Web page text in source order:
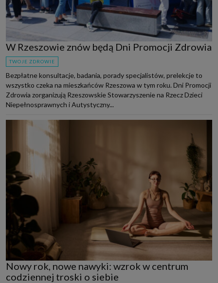
W Rzeszowie znów będą Dni Promocji Zdrowia
TWOJE ZDROWIE
Bezpłatne konsultacje, badania, porady specjalistów, prelekcje to
wszystko czeka na mieszkańców Rzeszowa w tym roku. Dni Promocji
Zdrowia zorganizują Rzeszowskie Stowarzyszenie na Rzecz Dzieci
Niepełnosprawnych i Autystyczny...
Nowy rok, nowe nawyki: wzrok w centrum
codziennej troski o siebie